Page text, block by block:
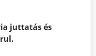
juttatás és